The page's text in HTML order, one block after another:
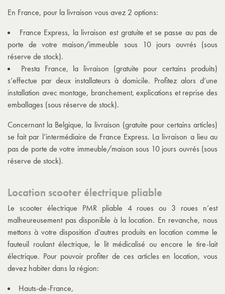
En France, pour la livraison vous avez 2 options:
France Express, la livraison est gratuite et se passe au pas de
porte de votre maison/immeuble sous 10 jours ouvrés (sous
réserve de stock).
Presta France, la livraison (gratuite pour certains produits)
s’effectue par deux installateurs à domicile. Profitez alors d’une
installation avec montage, branchement, explications et reprise des
emballages (sous réserve de stock).
Concernant la Belgique, la livraison (gratuite pour certains articles)
se fait par l’intermédiaire de France Express. La livraison a lieu au
pas de porte de votre immeuble/maison sous 10 jours ouvrés (sous
réserve de stock).
Location scooter électrique pliable
Le scooter électrique PMR pliable 4 roues ou 3 roues n’est
malheureusement pas disponible à la location. En revanche, nous
mettons à votre disposition d’autres produits en location comme le
fauteuil roulant électrique, le lit médicalisé ou encore le tire-lait
électrique. Pour pouvoir profiter de ces articles en location, vous
devez habiter dans la région:
Hauts-de-France,